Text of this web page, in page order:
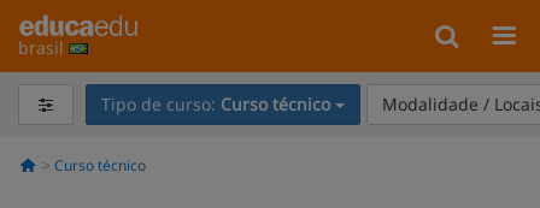
brasil
Tipo de curso: Curso técnico Modalidade /
Curso técnico